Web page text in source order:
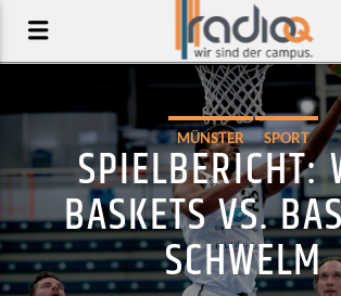
MÜNSTER SPORT
SPIELBERICHT:
BASKETS VS.
SCHWELM